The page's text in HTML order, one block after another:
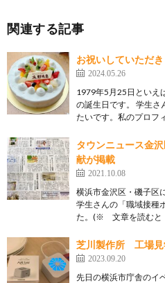
関連する記事
お祝いしていただ
2024.05.26
1979年5月25日といえ
の誕生日です。 学生さ
たいです。私のプロフ
タウンニュース金
献が掲載
2021.10.08
横浜市金沢区・磯子区
学生さんの「職域接種
た。(※ 文章を読むと
芝川製作所 工場見
2023.09.20
先日の横浜市庁舎のイ